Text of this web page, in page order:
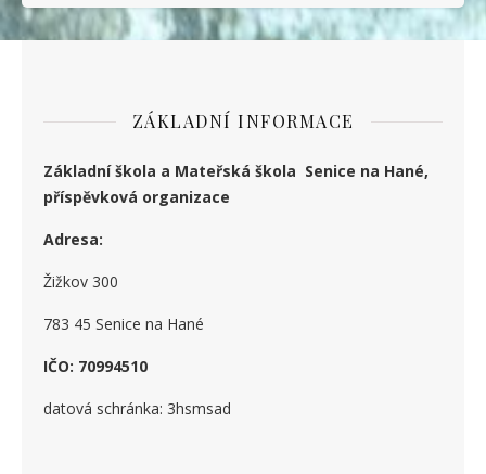
ZÁKLADNÍ INFORMACE
Základní škola a Mateřská škola Senice na Hané,
příspěvková organizace
Adresa:
Žižkov 300
783 45 Senice na Hané
IČO: 70994510
datová schránka: 3hsmsad